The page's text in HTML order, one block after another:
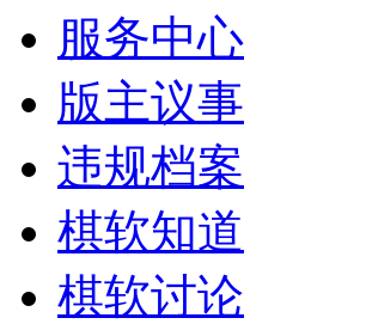
服务中心
版主议事
违规档案
棋软知道
棋软讨论